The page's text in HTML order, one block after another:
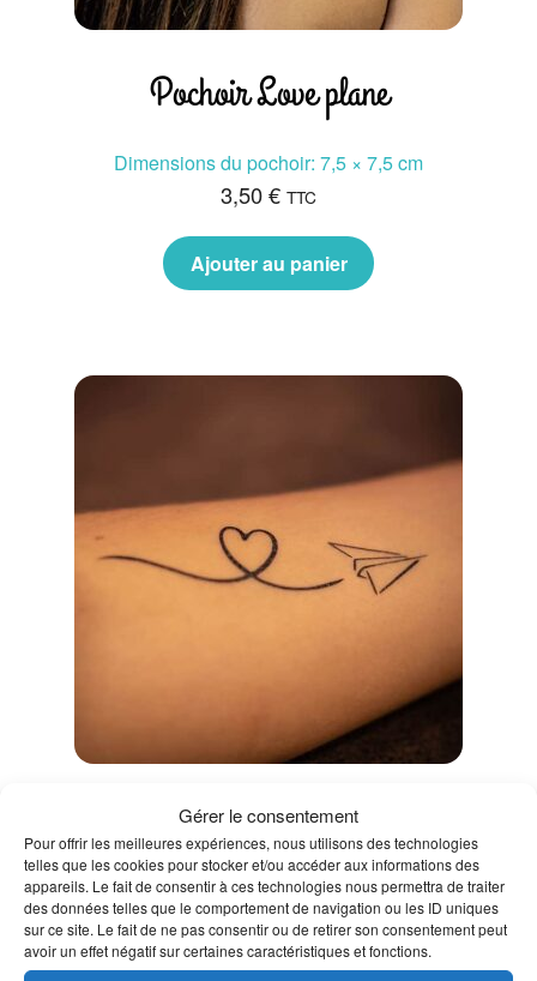
Gérer le consentement
Pour offrir les meilleures expériences, nous utilisons des technologies
telles que les cookies pour stocker et/ou accéder aux informations des
appareils. Le fait de consentir à ces technologies nous permettra de traiter
des données telles que le comportement de navigation ou les ID uniques
sur ce site. Le fait de ne pas consentir ou de retirer son consentement peut
avoir un effet négatif sur certaines caractéristiques et fonctions.
Pochoir Love plane
Dimensions du pochoir: 7,5 × 7,5 cm
3,50€ TTC
Ajouter au panier
Pochoir Envolé de coeur
Dimensions du pochoir: 7,5 × 7,5 cm
3,50€ TTC